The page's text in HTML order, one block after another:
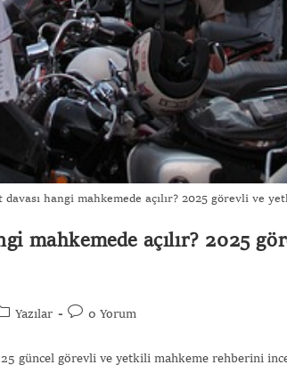
hangi mahkemede açılır? 2025 görevli ve
mahkemede açılır? 2025
Yazılar 0 Yorum
güncel görevli ve yetkili mahkeme rehberini